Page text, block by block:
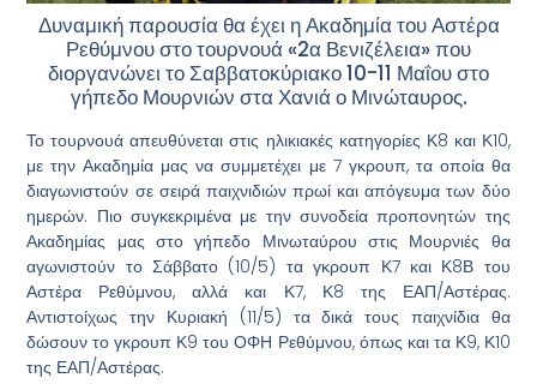
Δυναμική παρουσία θα έχει η Ακαδημία του Αστέρα
Ρεθύμνου στο τουρνουά «2α Βενιζέλεια» που
διοργανώνει το Σαββατοκύριακο 10-11 Μαΐου στο
γήπεδο Μουρνιών στα Χανιά ο Μινώταυρος.
Το τουρνουά απευθύνεται στις ηλικιακές κατηγορίες Κ8 και Κ10,
με την Ακαδημία μας να συμμετέχει με 7 γκρουπ, τα οποία θα
διαγωνιστούν σε σειρά παιχνιδιών πρωί και απόγευμα των δύο
ημερών. Πιο συγκεκριμένα με την συνοδεία προπονητών της
Ακαδημίας μας στο γήπεδο Μινωταύρου στις Μουρνιές θα
αγωνιστούν το Σάββατο (10/5) τα γκρουπ Κ7 και Κ8Β του
Αστέρα Ρεθύμνου, αλλά και Κ7, Κ8 της ΕΑΠ/Αστέρας.
Αντιστοίχως την Κυριακή (11/5) τα δικά τους παιχνίδια θα
δώσουν το γκρουπ Κ9 του ΟΦΗ Ρεθύμνου, όπως και τα Κ9, Κ10
της ΕΑΠ/Αστέρας.